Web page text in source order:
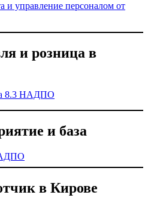
и управление персоналом от
и розница в
8.3 НАДПО
и база
в Кирове